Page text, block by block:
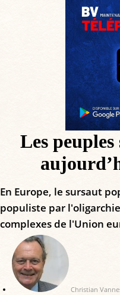
Les
En Europe, le sursaut
populiste par
complexes de l'Union
Christian